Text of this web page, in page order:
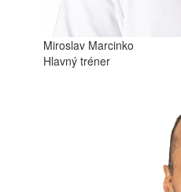
Miroslav Marcinko
Hlavný tréner